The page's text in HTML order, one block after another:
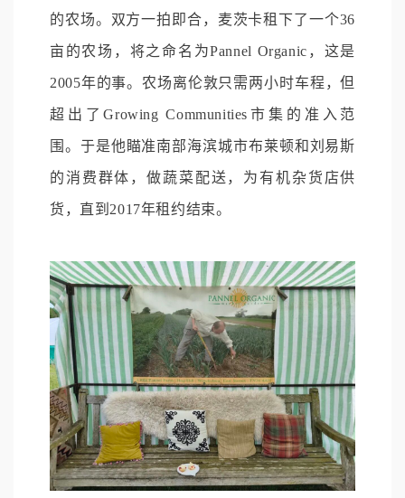
的农场。双方一拍即合，麦茨卡租下了一个36
亩的农场，将之命名为Pannel Organic，这是
2005年的事。农场离伦敦只需两小时车程，但
超出了Growing Communities市集的准入范
围。于是他瞄准南部海滨城市布莱顿和刘易斯
的消费群体，做蔬菜配送，为有机杂货店供
货，直到2017年租约结束。